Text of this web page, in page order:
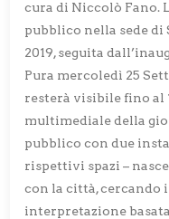
cura di Niccolò Fano.
pubblico nella sede di
2019, seguita
Pura mercoledì 25
resterà visibile fino al
multimediale della
pubblico con due
rispettivi spazi –
con la città, cercando
interpretazione